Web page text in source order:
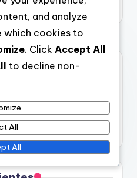
and analyze
which cookies to
. Click Accept All
to decline non-
All
All